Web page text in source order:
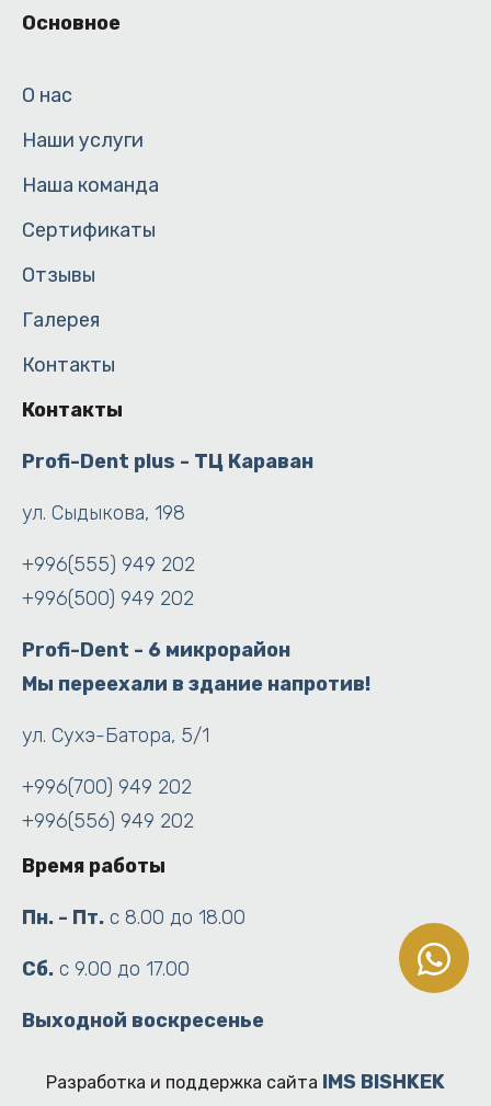
Основное
О нас
Наши услуги
Наша команда
Сертификаты
Отзывы
Галерея
Контакты
Контакты
Profi-Dent plus - ТЦ Караван
ул. Сыдыкова, 198
+996(555) 949 202
+996(500) 949 202
Profi-Dent - 6 микрорайон
Мы переехали в здание напротив!
ул. Сухэ-Батора, 5/1
+996(700) 949 202
+996(556) 949 202
Время работы
Пн. - Пт. с 8.00 до 18.00
Сб. с 9.00 до 17.00
Выходной воскресенье
Разработка и поддержка сайта IMS BISHKEK